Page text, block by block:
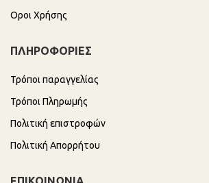
Οροι Χρήσης
ΠΛΗΡΟΦΟΡΙΕΣ
Τρόποι παραγγελίας
Τρόποι Πληρωμής
Πολιτική επιστροφών
Πολιτική Απορρήτου